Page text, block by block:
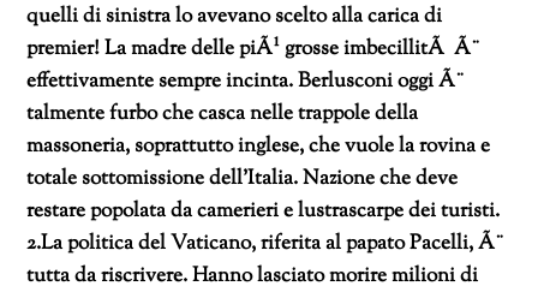
quelli di sinistra lo avevano scelto alla carica di
premier! La madre delle piÃ¹ grosse imbecillitÃ Ã¨
effettivamente sempre incinta. Berlusconi oggi Ã¨
talmente furbo che casca nelle trappole della
massoneria, soprattutto inglese, che vuole la rovina e
totale sottomissione dell’Italia. Nazione che deve
restare popolata da camerieri e lustrascarpe dei turisti.
2.La politica del Vaticano, riferita al papato Pacelli, Ã¨
tutta da riscrivere. Hanno lasciato morire milioni di